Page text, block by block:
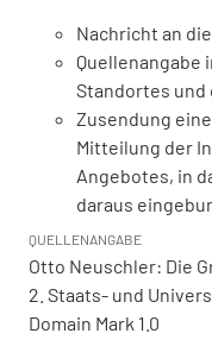
Nachricht an
Quellenangabe
Standortes
Zusendung
Mitteilung der
Angebotes, in
daraus
QUELLENANGABE
Otto Neuschler: Die
2. Staats- und
Domain Mark 1.0